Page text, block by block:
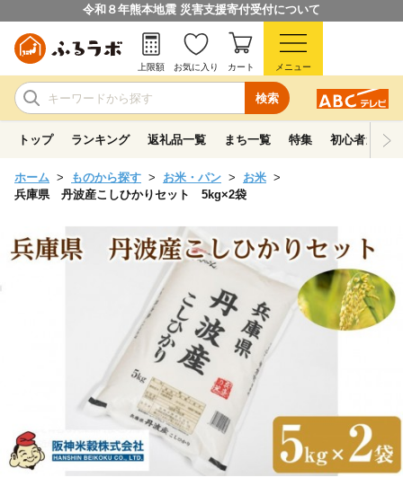
令和８年熊本地震 災害支援寄付受付について
検索
上限額 お気に入り カート メニュー
トップ ランキング 返礼品一覧 まち一覧 特集 初心者ガイド
ホーム ものから探す お米・パン
お米
兵庫県 丹波産こしひかりセット 5kg×2袋